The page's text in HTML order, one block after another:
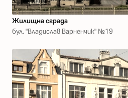
Жилищна сграда
бул. "Владислав Варненчик" №19